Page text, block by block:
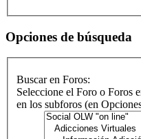
Opciones de búsqueda
Buscar en Foros:
Seleccione el Foro o Foros
en los subforos (en